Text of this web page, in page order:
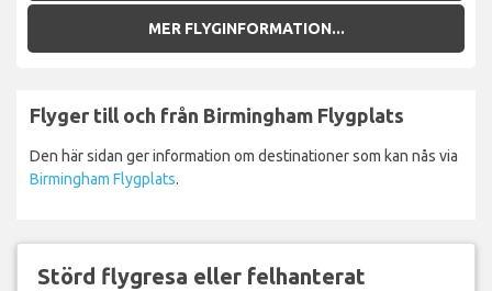
MER FLYGINFORMATION...
Flyger till och från Birmingham Flygplats
Den här sidan ger information om destinationer som kan nås via
Birmingham Flygplats.
Störd flygresa eller felhanterat